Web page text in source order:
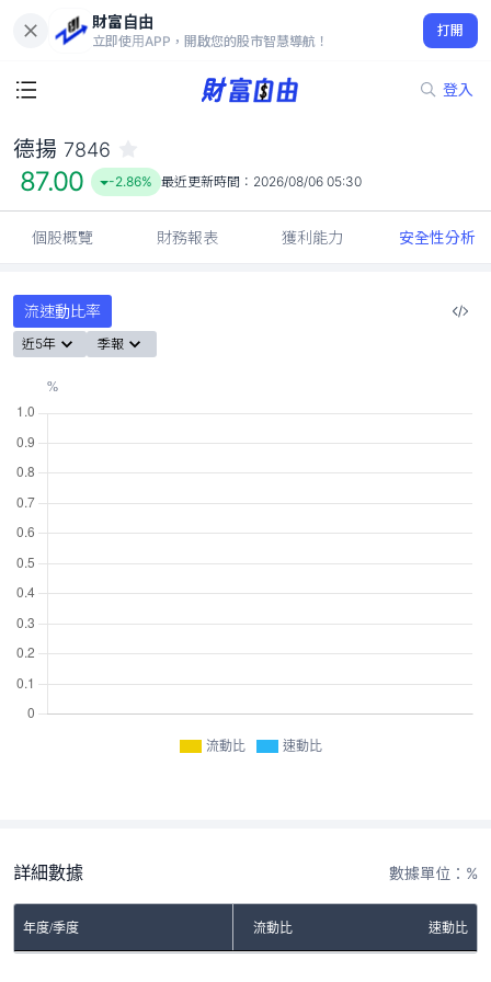
財富自由
立即使用APP，開啟您的股市智慧導航！
打開
登入
87.00
-2.86%
德揚 7846
87.00 -2.86% 最近更新時間： 2026/08/06 05:30
個股概覽 財務報表 獲利能力 安全性分析
流速動比率
近5年 季報
流動比 速動比
詳細數據 數據單位：%
年度/季度 流動比 速動比